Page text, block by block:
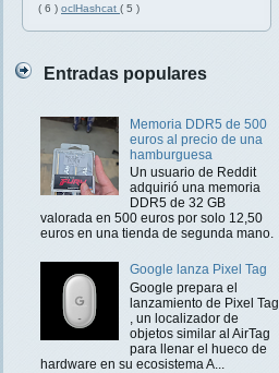
( 6 ) oclHashcat ( 5 )
Entradas populares
Memoria DDR5 de 500
euros al precio de una
hamburguesa
Un usuario de Reddit
adquirió una memoria
DDR5 de 32 GB
valorada en 500 euros por solo 12,50
euros en una tienda de segunda mano.
Google lanza Pixel Tag
Google prepara el
lanzamiento de Pixel Tag
, un localizador de
objetos similar al AirTag
para llenar el hueco de
hardware en su ecosistema A...